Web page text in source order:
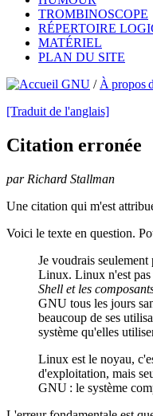
TROMBINOSCOPE
RÉPERTOIRE
MATÉRIEL
PLAN DU SITE
/ À propos
[Traduit de l'anglais]
Citation erronée
par Richard Stallman
Une citation qui m'est
Voici le texte en question.
Je voudrais
Linux. Linux n'est pas
Shell et les
GNU tous les jours
beaucoup de ses
système qu'elles
Linux est le noyau,
d'exploitation, mais
GNU : le système